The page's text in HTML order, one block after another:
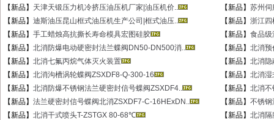
【新品】 天津天锻压力机冷挤压油压机厂家|油压机价.. 【新品】 苏州伺
【新品】 迪斯油压昆山框式油压机生产公司|框式油压.. 【新品】 浙江四
【新品】 手工蜡烛高抗撕长寿命模具宏图硅胶 【新品】 食品级
【新品】 北消防爆电动硬密封法兰蝶阀DN50-DN500消.. 【新品】 北消预
【新品】 北消七氟丙烷气体灭火装置 【新品】 北消
【新品】 北消沟槽涡轮蝶阀ZSXDF8-Q-300-16 【新品】 北消湿
【新品】 北消防爆不锈钢法兰硬密封信号蝶阀ZSXDF4.. 【新品】 北消不
【新品】 法兰硬密封信号蝶阀北消ZSXDF7-C-16HExDN.. 【新品】 不锈钢
【新品】 北消干式喷头T-ZSTGX 80-68℃ 【新品】 北消